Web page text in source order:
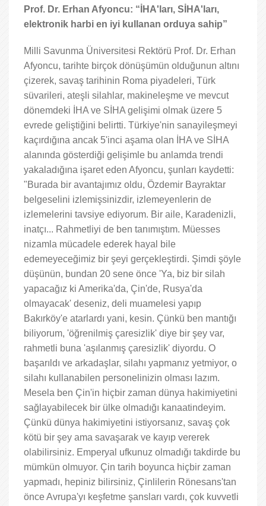
Prof. Dr. Erhan Afyoncu: “İHA'ları, SİHA'ları,
elektronik harbi en iyi kullanan orduya sahip”
Milli Savunma Üniversitesi Rektörü Prof. Dr. Erhan
Afyoncu, tarihte birçok dönüşümün olduğunun altını
çizerek, savaş tarihinin Roma piyadeleri, Türk
süvarileri, ateşli silahlar, makineleşme ve mevcut
dönemdeki İHA ve SİHA gelişimi olmak üzere 5
evrede geliştiğini belirtti. Türkiye'nin sanayileşmeyi
kaçırdığına ancak 5'inci aşama olan İHA ve SİHA
alanında gösterdiği gelişimle bu anlamda trendi
yakaladığına işaret eden Afyoncu, şunları kaydetti:
"Burada bir avantajımız oldu, Özdemir Bayraktar
belgeselini izlemişsinizdir, izlemeyenlerin de
izlemelerini tavsiye ediyorum. Bir aile, Karadenizli,
inatçı... Rahmetliyi de ben tanımıştım. Müesses
nizamla mücadele ederek hayal bile
edemeyeceğimiz bir şeyi gerçekleştirdi. Şimdi şöyle
düşünün, bundan 20 sene önce 'Ya, biz bir silah
yapacağız ki Amerika'da, Çin'de, Rusya'da
olmayacak' deseniz, deli muamelesi yapıp
Bakırköy'e atarlardı yani, kesin. Çünkü ben mantığı
biliyorum, 'öğrenilmiş çaresizlik' diye bir şey var,
rahmetli buna 'aşılanmış çaresizlik' diyordu. O
başarıldı ve arkadaşlar, silahı yapmanız yetmiyor, o
silahı kullanabilen personelinizin olması lazım.
Mesela ben Çin'in hiçbir zaman dünya hakimiyetini
sağlayabilecek bir ülke olmadığı kanaatindeyim.
Çünkü dünya hakimiyetini istiyorsanız, savaş çok
kötü bir şey ama savaşarak ve kayıp vererek
olabilirsiniz. Emperyal ufkunuz olmadığı takdirde bu
mümkün olmuyor. Çin tarih boyunca hiçbir zaman
yapmadı, hepiniz bilirsiniz, Çinlilerin Rönesans'tan
önce Avrupa'yı keşfetme şansları vardı, çok kuvvetli